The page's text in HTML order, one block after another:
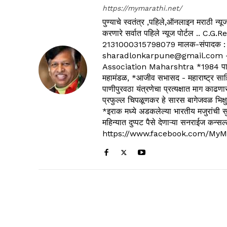
https://mymarathi.net/
पुण्याचे स्वतंत्र ,पहिले,ऑनलाइन मराठी
करणारे सर्वात पहिले न्यूज पोर्टल ..
2131000315798079 मालक-
Association Maharshtra *1984
महामंडळ, *आजीव सभासद - महाराष्ट्र
पाणीपुरवठा यंत्रणेचा प्रत्यक्षात माग
प्रफुल्ल चिपळूणकर हे सारस बागेजवळ
*इराक मध्ये अडकलेल्या भारतीय मजुरांची
महिन्यात दुप्पट पैसे देणाऱ्या सनराईज
https://www.facebook.com/